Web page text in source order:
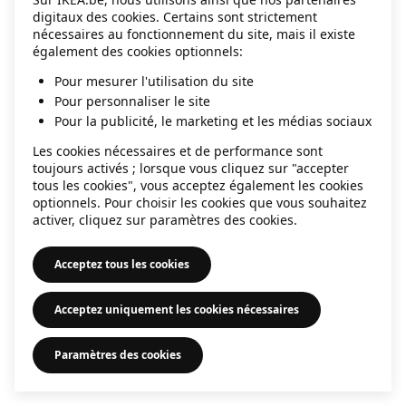
information).
digitaux des cookies. Certains sont strictement
nécessaires au fonctionnement du site, mais il existe
également des cookies optionnels:
Pour mesurer l'utilisation du site
Pour personnaliser le site
Pour la publicité, le marketing et les médias sociaux
Les cookies nécessaires et de performance sont
toujours activés ; lorsque vous cliquez sur "accepter
tous les cookies", vous acceptez également les cookies
optionnels. Pour choisir les cookies que vous souhaitez
activer, cliquez sur paramètres des cookies.
Acceptez tous les cookies
Acceptez uniquement les cookies nécessaires
Paramètres des cookies